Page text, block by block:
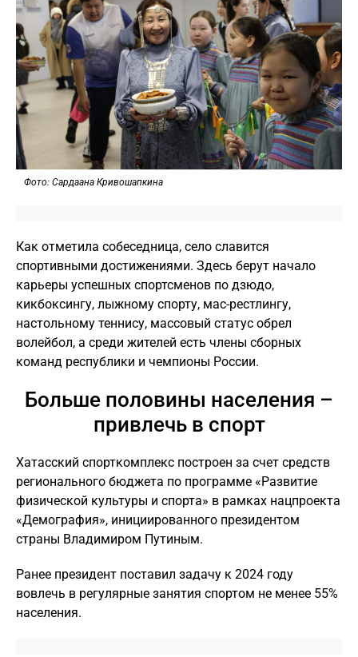
Фото: Сардаана Кривошапкина
Как отметила собеседница, село славится
спортивными достижениями. Здесь берут начало
карьеры успешных спортсменов по дзюдо,
кикбоксингу, лыжному спорту, мас-рестлингу,
настольному теннису, массовый статус обрел
волейбол, а среди жителей есть члены сборных
команд республики и чемпионы России.
Больше половины населения –
привлечь в спорт
Хатасский спорткомплекс построен за счет средств
регионального бюджета по программе «Развитие
физической культуры и спорта» в рамках нацпроекта
«Демография», инициированного президентом
страны Владимиром Путиным.
Ранее президент поставил задачу к 2024 году
вовлечь в регулярные занятия спортом не менее 55%
населения.